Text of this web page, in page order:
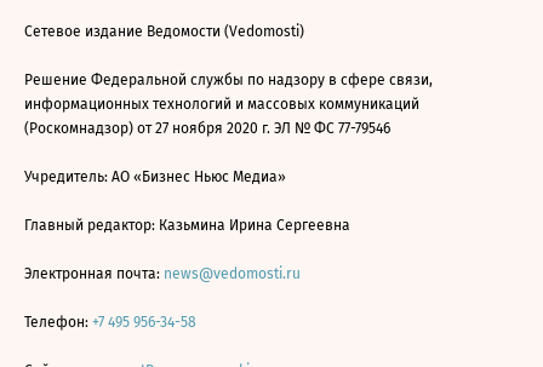
Сетевое издание Ведомости (Vedomosti)
Решение Федеральной службы по надзору в сфере связи,
информационных технологий и массовых коммуникаций
(Роскомнадзор) от 27 ноября 2020 г. ЭЛ № ФС 77-79546
Учредитель: АО «Бизнес Ньюс Медиа»
Главный редактор: Казьмина Ирина Сергеевна
Электронная почта: news@vedomosti.ru
Телефон: +7 495 956-34-58